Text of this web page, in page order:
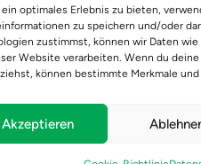
ein optimales Erlebnis zu bieten,
zu speichern und/oder
zustimmst, können wir Daten
Website verarbeiten. Wenn du
können bestimmte Merkmale
Akzeptieren
043